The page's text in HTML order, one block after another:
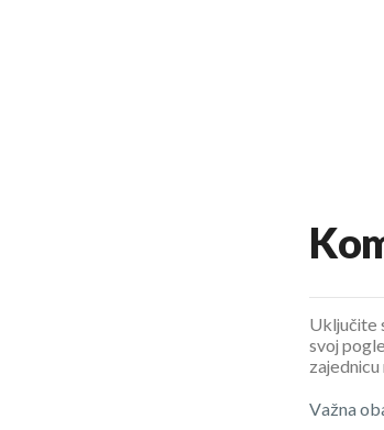
Uključite
svoj
zajednicu
Važna